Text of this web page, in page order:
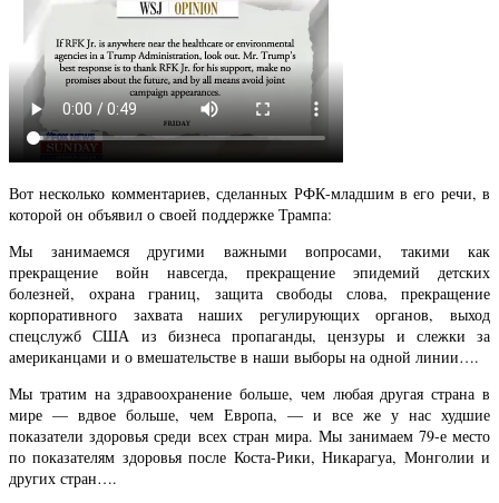
Вот несколько комментариев, сделанных РФК-младшим в его речи, в
которой он объявил о своей поддержке Трампа:
Мы занимаемся другими важными вопросами, такими как
прекращение войн навсегда, прекращение эпидемий детских
болезней, охрана границ, защита свободы слова, прекращение
корпоративного захвата наших регулирующих органов, выход
спецслужб США из бизнеса пропаганды, цензуры и слежки за
американцами и о вмешательстве в наши выборы на одной линии….
Мы тратим на здравоохранение больше, чем любая другая страна в
мире — вдвое больше, чем Европа, — и все же у нас худшие
показатели здоровья среди всех стран мира. Мы занимаем 79-е место
по показателям здоровья после Коста-Рики, Никарагуа, Монголии и
других стран….